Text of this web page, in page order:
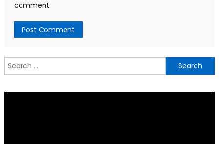
comment.
Search
for: